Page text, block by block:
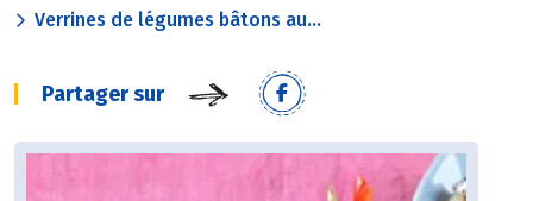
Verrines de légumes bâtons au...
Partager sur